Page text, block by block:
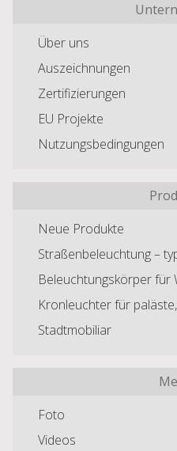
Über uns
Auszeichnungen
Zertifizierungen
EU Projekte
Nutzungsbedingungen
Neue Produkte
Straßenbeleuchtung –
Beleuchtungskörper für
Kronleuchter für
Stadtmobiliar
Foto
Videos